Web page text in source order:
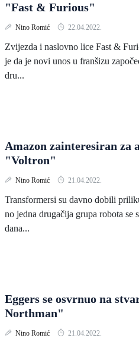
"Fast & Furious"
Nino Romić 22.04.2022.
Zvijezda i naslovno lice Fast &
je da je novi unos u franšizu
dru...
Amazon zainteresiran za
"Voltron"
Nino Romić 21.04.2022.
Transformersi su davno dobili
no jedna drugačija grupa robota se
dana...
Eggers se osvrnuo na
Northman"
Nino Romić 21.04.2022.